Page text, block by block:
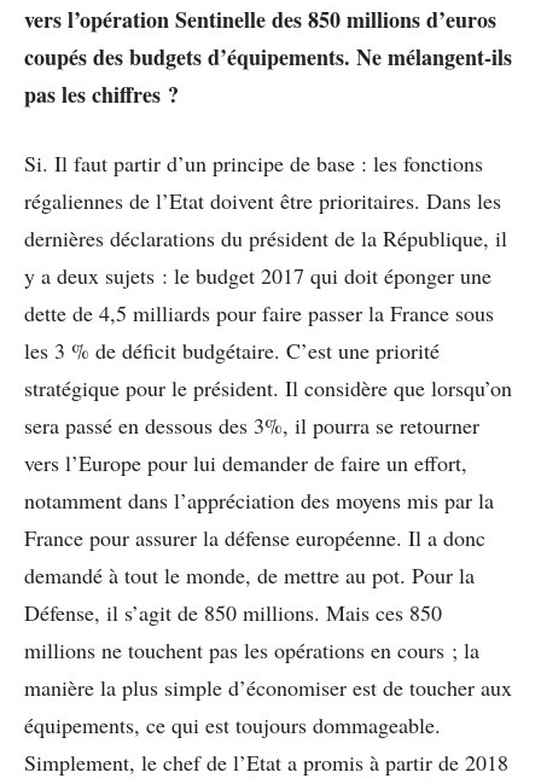
vers l’opération Sentinelle des 850 millions d’euros
coupés des budgets d’équipements. Ne mélangent-ils
pas les chiffres ?
Si. Il faut partir d’un principe de base : les fonctions
régaliennes de l’Etat doivent être prioritaires. Dans les
dernières déclarations du président de la République, il
y a deux sujets : le budget 2017 qui doit éponger une
dette de 4,5 milliards pour faire passer la France sous
les 3 % de déficit budgétaire. C’est une priorité
stratégique pour le président. Il considère que lorsqu’on
sera passé en dessous des 3%, il pourra se retourner
vers l’Europe pour lui demander de faire un effort,
notamment dans l’appréciation des moyens mis par la
France pour assurer la défense européenne. Il a donc
demandé à tout le monde, de mettre au pot. Pour la
Défense, il s’agit de 850 millions. Mais ces 850
millions ne touchent pas les opérations en cours ; la
manière la plus simple d’économiser est de toucher aux
équipements, ce qui est toujours dommageable.
Simplement, le chef de l’Etat a promis à partir de 2018